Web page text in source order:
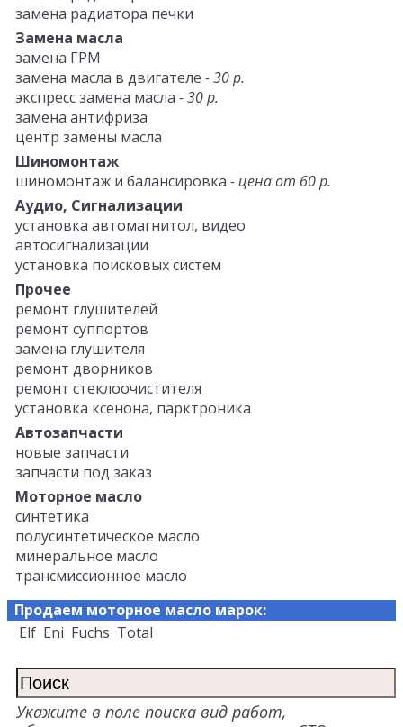
замена радиатора печки
Замена масла
замена ГРМ
замена масла в двигателе - 30 р.
экспресс замена масла - 30 р.
замена антифриза
центр замены масла
Шиномонтаж
шиномонтаж и балансировка - цена от 60 р.
Аудио, Сигнализации
установка автомагнитол, видео
автосигнализации
установка поисковых систем
Прочее
ремонт глушителей
ремонт суппортов
замена глушителя
ремонт дворников
ремонт стеклоочистителя
установка ксенона, парктроника
Автозапчасти
новые запчасти
запчасти под заказ
Моторное масло
синтетика
полусинтетическое масло
минеральное масло
трансмиссионное масло
Продаем моторное масло марок:
Elf Eni Fuchs Total
Укажите в поле поиска вид работ,